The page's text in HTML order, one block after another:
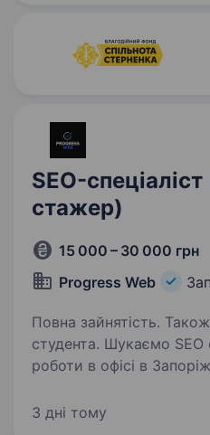
SEO-
стажер)
15 000 – 30 000 грн
Progress Web
Повна зайнятість.
студента. Шукаємо SEO спеціаліста для
роботи в офісі в
українських та
3 дні тому